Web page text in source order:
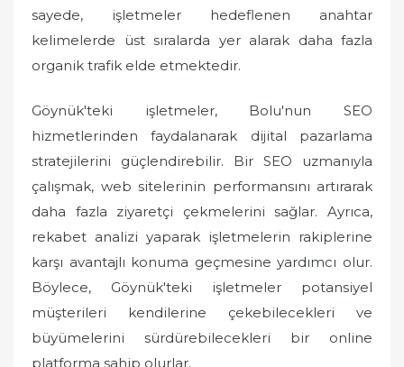
sayede, işletmeler hedeflenen anahtar
kelimelerde üst sıralarda yer alarak daha fazla
organik trafik elde etmektedir.
Göynük'teki işletmeler, Bolu'nun SEO
hizmetlerinden faydalanarak dijital pazarlama
stratejilerini güçlendirebilir. Bir SEO uzmanıyla
çalışmak, web sitelerinin performansını artırarak
daha fazla ziyaretçi çekmelerini sağlar. Ayrıca,
rekabet analizi yaparak işletmelerin rakiplerine
karşı avantajlı konuma geçmesine yardımcı olur.
Böylece, Göynük'teki işletmeler potansiyel
müşterileri kendilerine çekebilecekleri ve
büyümelerini sürdürebilecekleri bir online
platforma sahip olurlar.